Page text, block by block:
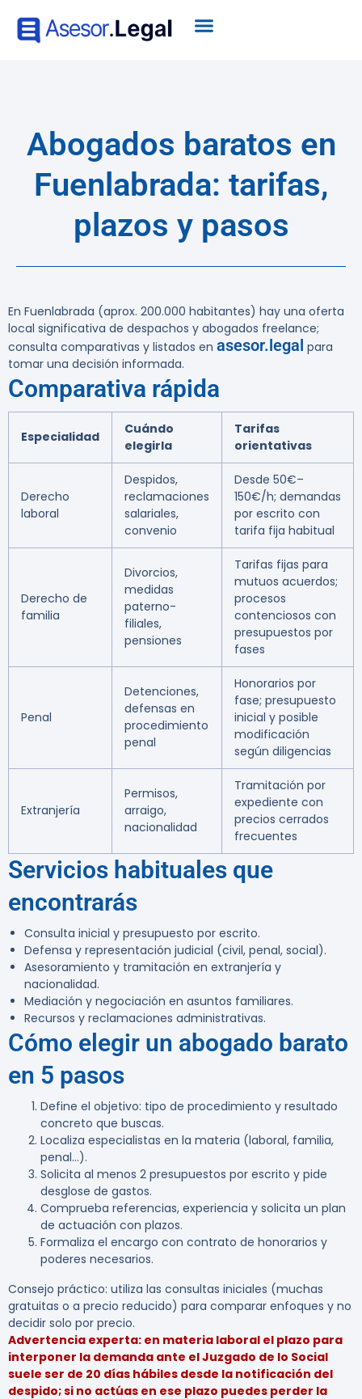
Abogados baratos en
Fuenlabrada: tarifas,
plazos y pasos
En Fuenlabrada (aprox. 200.000 habitantes) hay una oferta
local significativa de despachos y abogados freelance;
consulta comparativas y listados en asesor.legal para
tomar una decisión informada.
Comparativa rápida
Especialidad
Cuándo
elegirla
Tarifas
orientativas
Derecho
laboral
Despidos,
reclamaciones
salariales,
convenio
Desde 50€–
150€/h; demandas
por escrito con
tarifa fija habitual
Derecho de
familia
Divorcios,
medidas
paterno-
filiales,
pensiones
Tarifas fijas para
mutuos acuerdos;
procesos
contenciosos con
presupuestos por
fases
Penal
Detenciones,
defensas en
procedimiento
penal
Honorarios por
fase; presupuesto
inicial y posible
modificación
según diligencias
Extranjería
Permisos,
arraigo,
nacionalidad
Tramitación por
expediente con
precios cerrados
frecuentes
Servicios habituales que
encontrarás
Consulta inicial y presupuesto por escrito.
Defensa y representación judicial (civil, penal, social).
Asesoramiento y tramitación en extranjería y
nacionalidad.
Mediación y negociación en asuntos familiares.
Recursos y reclamaciones administrativas.
Cómo elegir un abogado barato
en 5 pasos
Define el objetivo: tipo de procedimiento y resultado
concreto que buscas.
Localiza especialistas en la materia (laboral, familia,
penal…).
Solicita al menos 2 presupuestos por escrito y pide
desglose de gastos.
Comprueba referencias, experiencia y solicita un plan
de actuación con plazos.
Formaliza el encargo con contrato de honorarios y
poderes necesarios.
Consejo práctico: utiliza las consultas iniciales (muchas
gratuitas o a precio reducido) para comparar enfoques y no
decidir solo por precio.
Advertencia experta: en materia laboral el plazo para
interponer la demanda ante el Juzgado de lo Social
suele ser de 20 días hábiles desde la notificación del
despido; si no actúas en ese plazo puedes perder la